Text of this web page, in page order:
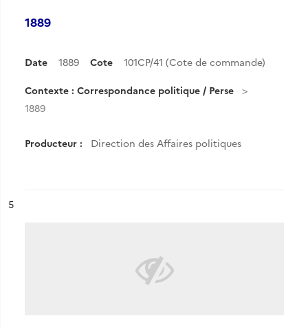
1889
Date 1889 Cote 101CP/41 (Cote de commande)
Contexte : Correspondance politique / Perse
1889
Producteur : Direction des Affaires politiques
n°
5